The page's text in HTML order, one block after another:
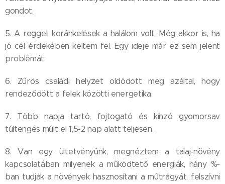
gondot.
5. A reggeli koránkelések a halálom volt. Még akkor is, ha
jó cél érdekében keltem fel. Egy ideje már ez sem jelent
problémát.
6. Zűrös családi helyzet oldódott meg azáltal, hogy
rendeződött a felek közötti energetika.
7. Több napja tartó, fojtogató és kínzó gyomorsav
túltengés múlt el 1,5-2 nap alatt teljesen.
8. Van egy ültetvényünk, megnéztem a talaj-növény
kapcsolatában milyenek a működtető energiák, hány %-
ban tudják a növények hasznosítani a műtrágyát, felszívni